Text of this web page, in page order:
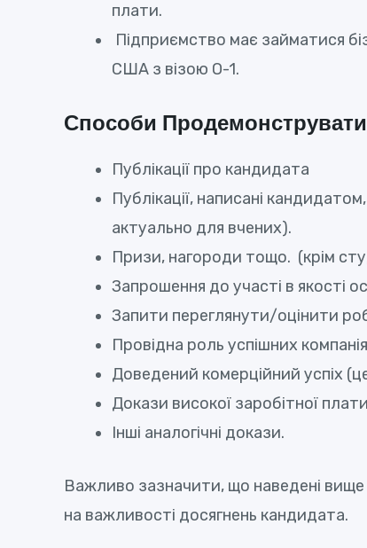
плати.
Підприємство має займатися
США з візою О-1.
Способи Продемонструвати
Публікації про кандидата
Публікації, написані
актуально для вчених).
Призи, нагороди тощо. (крім
Запрошення до участі в якості
Запити переглянути/оцінити
Провідна роль успішних
Доведений комерційний успіх
Докази високої заробітної
Інші аналогічні докази.
Важливо зазначити, що наведені вище
на важливості досягнень кандидата.